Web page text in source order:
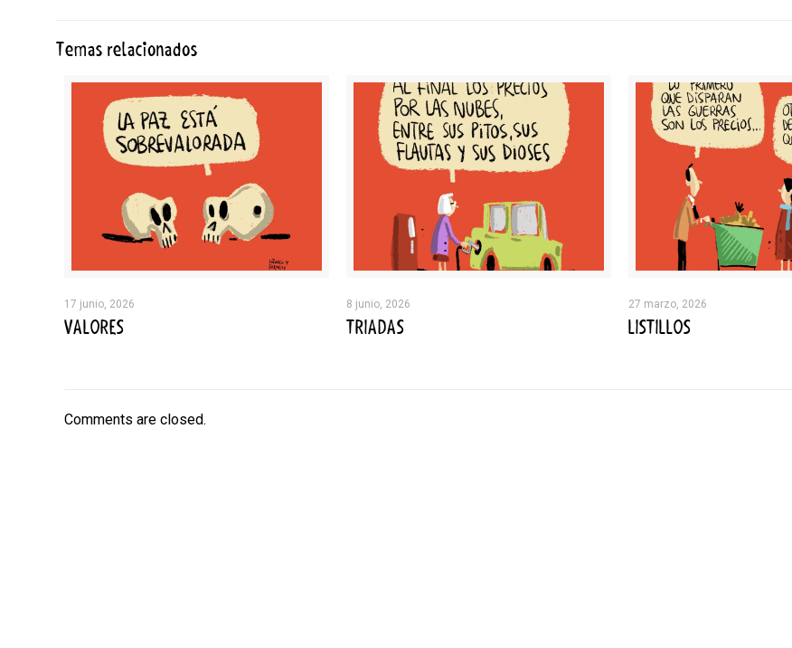
Temas relacionados
17 junio, 2026
VALORES
8 junio, 2026
TRIADAS
27 marzo, 2026
LISTILLOS
Comments are closed.